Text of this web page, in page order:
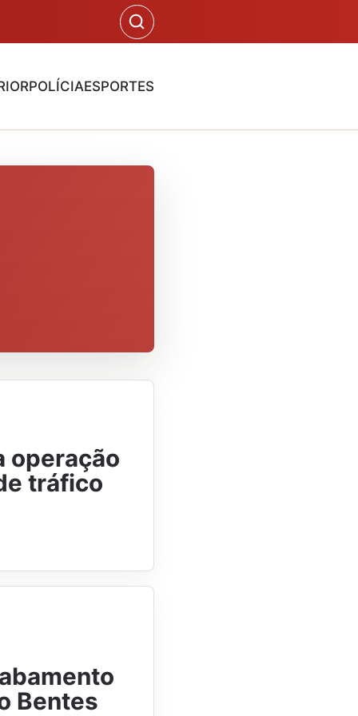
POLÍCIAESPORTES
operação
tráfico
Bentes